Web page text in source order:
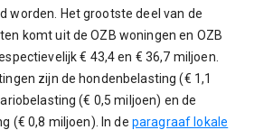
worden. Het grootste deel van de
komt uit de OZB woningen en OZB
€ 43,4 en € 36,7 miljoen.
zijn de hondenbelasting (€ 1,1
(€ 0,5 miljoen) en de
(€ 0,8 miljoen). In de paragraaf lokale